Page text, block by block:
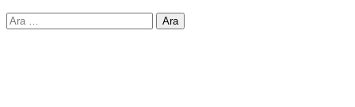
Arama: